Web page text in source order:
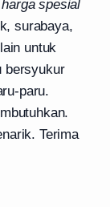
spesial
surabaya,
untuk
bersyukur
paru.
Terima